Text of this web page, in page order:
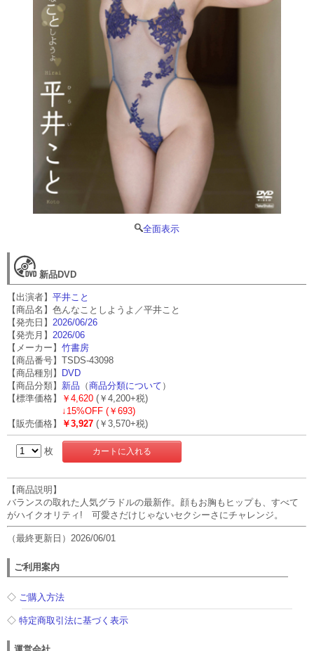
全面表示
新品DVD
【出演者】平井こと
【商品名】色んなことしようよ／平井こと
【発売日】 2026/06/26
【発売月】 2026/06
【メーカー】竹書房
【商品番号】TSDS-43098
【商品種別】 DVD
【商品分類】 新品 （商品分類について ）
【標準価格】
￥4,620 (￥4,200+税)
↓ 15%OFF (￥693)
【販売価格】
￥3,927 (￥3,570+税)
枚
【商品説明】
バランスの取れた人気グラドルの最新作。顔もお胸もヒップも、すべて
がハイクオリティ! 可愛さだけじゃないセクシーさにチャレンジ。
（最終更新日）2026/06/01
ご利用案内
◇ ご購入方法
◇特定商取引法に基づく表示